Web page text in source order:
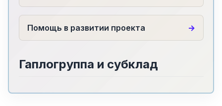
Помощь в развитии проекта
Гаплогруппа и субклад